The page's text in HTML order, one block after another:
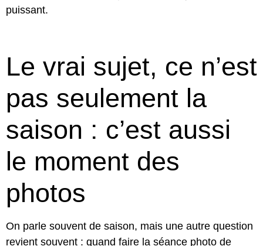
puissant.
Le vrai sujet, ce n’est
pas seulement la
saison : c’est aussi
le moment des
photos
On parle souvent de saison, mais une autre question
revient souvent : quand faire la séance photo de